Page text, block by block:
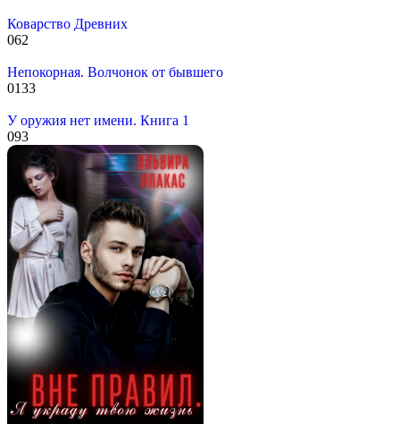
Коварство Древних
062
Непокорная. Волчонок от бывшего
0133
У оружия нет имени. Книга 1
093